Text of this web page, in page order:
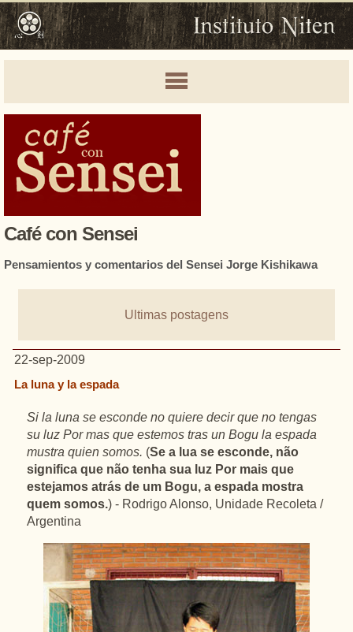
Café con Sensei
Pensamientos y comentarios del Sensei Jorge Kishikawa
Ultimas postagens
22-sep-2009
La luna y la espada
Si la luna se esconde no quiere decir que no tengas
su luz Por mas que estemos tras un Bogu la espada
mustra quien somos. (Se a lua se esconde, não
significa que não tenha sua luz Por mais que
estejamos atrás de um Bogu, a espada mostra
quem somos.) - Rodrigo Alonso, Unidade Recoleta /
Argentina